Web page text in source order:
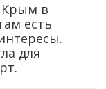
Крым в
есть
для